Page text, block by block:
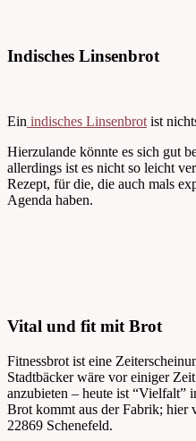
Indisches Linsenbrot
Ein indisches Linsenbrot ist
Hierzulande könnte es sich gut
allerdings ist es nicht so leicht
Rezept, für die, die auch mals
Agenda haben.
Vital und fit mit Brot
Fitnessbrot ist eine
Stadtbäcker wäre vor einiger
anzubieten – heute ist “Vielfalt”
Brot kommt aus der Fabrik; hier
22869 Schenefeld.